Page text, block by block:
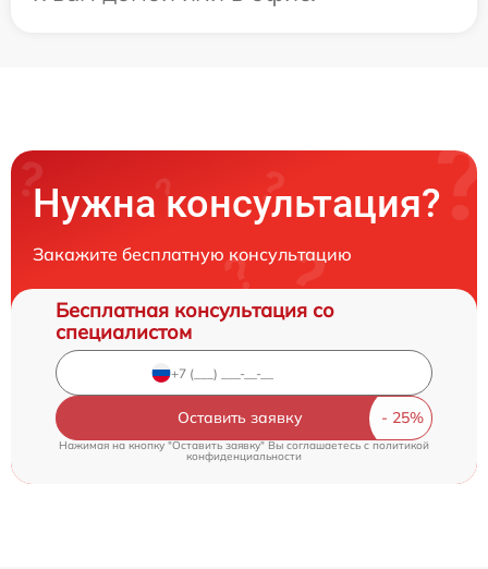
Нужна консультация?
Закажите бесплатную консультацию
Бесплатная консультация со
специалистом
Оставить заявку
Нажимая на кнопку "Оставить заявку" Вы соглашаетесь cполитикой
конфиденциальности